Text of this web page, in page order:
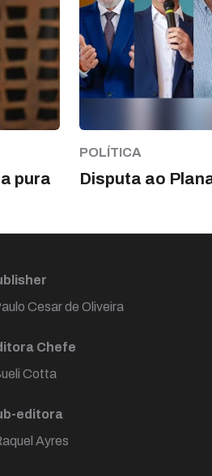
pura
POLÍTICA
Disputa ao
Cesar de Oliveira
Chefe
Cotta
editora
Ayres